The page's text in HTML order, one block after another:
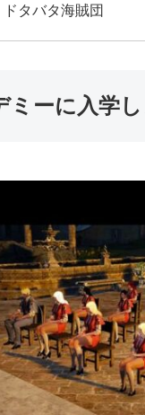
ドタバタ海賊団
ミーに入学